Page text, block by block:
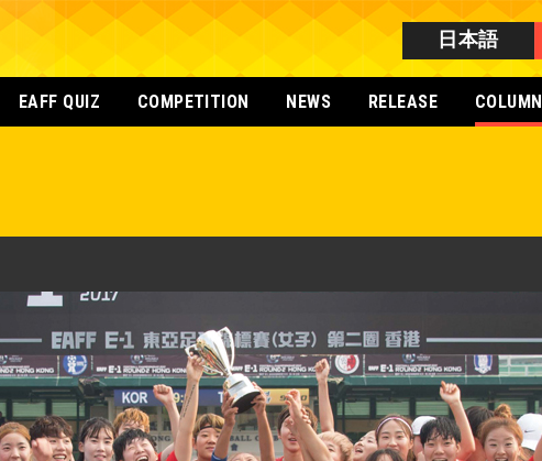
日本語
EAFF QUIZ COMPETITION NEWS RELEASE COLUMN